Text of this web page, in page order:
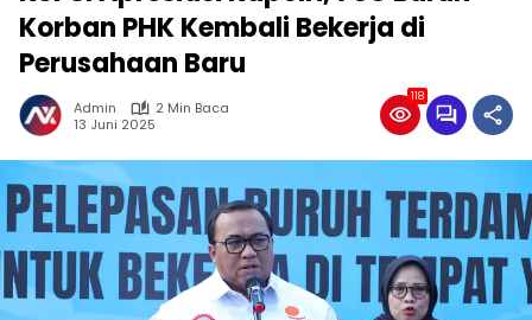
Korban PHK Kembali Bekerja di
Perusahaan Baru
Admin
2 Min Baca
13 Juni 2025
118